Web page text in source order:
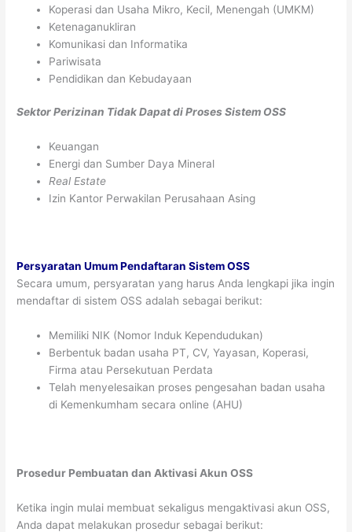
Koperasi dan Usaha Mikro, Kecil, Menengah (UMKM)
Ketenaganukliran
Komunikasi dan Informatika
Pariwisata
Pendidikan dan Kebudayaan
Sektor Perizinan Tidak Dapat di Proses Sistem OSS
Keuangan
Energi dan Sumber Daya Mineral
Real Estate
Izin Kantor Perwakilan Perusahaan Asing
Persyaratan Umum Pendaftaran Sistem OSS
Secara umum, persyaratan yang harus Anda lengkapi jika ingin
mendaftar di sistem OSS adalah sebagai berikut:
Memiliki NIK (Nomor Induk Kependudukan)
Berbentuk badan usaha PT, CV, Yayasan, Koperasi,
Firma atau Persekutuan Perdata
Telah menyelesaikan proses pengesahan badan usaha
di Kemenkumham secara online (AHU)
Prosedur Pembuatan dan Aktivasi Akun OSS
Ketika ingin mulai membuat sekaligus mengaktivasi akun OSS,
Anda dapat melakukan prosedur sebagai berikut: